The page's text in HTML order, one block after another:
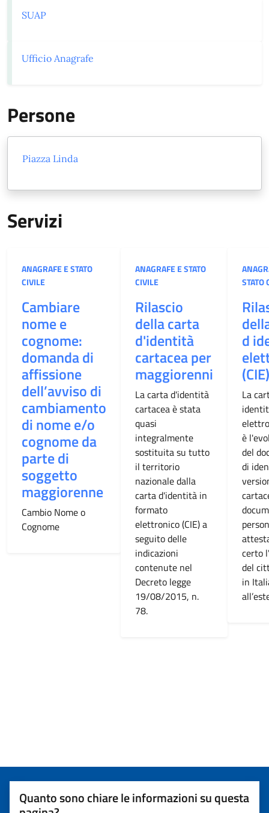
SUAP
Ufficio Anagrafe
Persone
Piazza Linda
Servizi
Categoria:
ANAGRAFE E STATO
CIVILE
Cambiare
nome e
cognome:
domanda di
affissione
dell’avviso di
cambiamento
di nome e/o
cognome da
parte di
soggetto
maggiorenne
Cambio Nome o
Cognome
Categoria:
ANAGRAFE E STATO
CIVILE
Rilascio
della carta
d'identità
cartacea per
maggiorenni
La carta d'identità
cartacea è stata
quasi
integralmente
sostituita su tutto
il territorio
nazionale dalla
carta d'identità in
formato
elettronico (CIE) a
seguito delle
indicazioni
contenute nel
Decreto legge
19/08/2015, n.
78.
STATO
d
(CIE)
La
è
del
di
certo
del
in
Quanto sono chiare le informazioni su questa